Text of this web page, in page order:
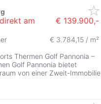
am
€ 139.900,-
€ 3.784,15 / m²
Thermen Golf Pannonia –
Golf Pannonia bietet
von einer Zweit-Immobilie